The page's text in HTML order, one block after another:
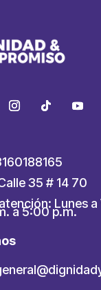
35 # 14 70
Lunes a
a 5:00 p.m.